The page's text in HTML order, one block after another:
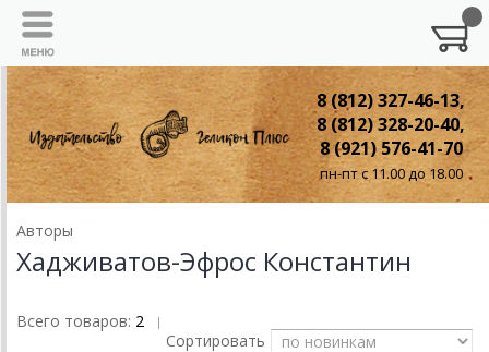
8 (812) 327-46-13,
8 (812) 328-20-40,
8 (921) 576-41-70
пн-пт с 11.00 до 18.00
Авторы
Хадживатов-Эфрос Константин
Всего товаров: 2 |
Сортировать